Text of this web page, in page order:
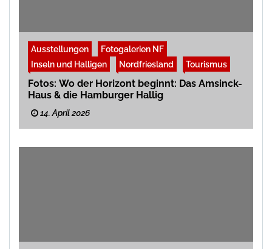
Ausstellungen
Fotogalerien NF
Inseln und Halligen
Nordfriesland Tourismus
Fotos: Wo der Horizont beginnt: Das Amsinck-
Haus & die Hamburger Hallig
14. April 2026